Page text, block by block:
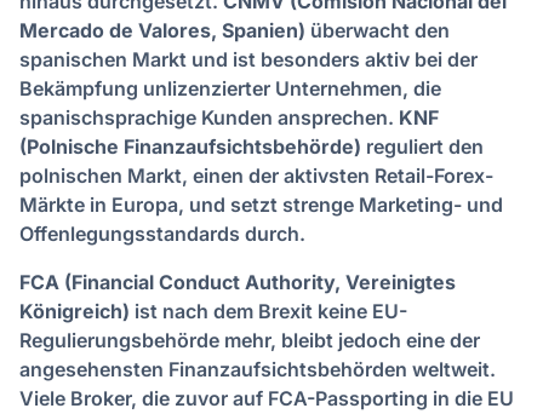
Mercado de Valores, Spanien) überwacht den
spanischen Markt und ist besonders aktiv bei der
Bekämpfung unlizenzierter Unternehmen, die
spanischsprachige Kunden ansprechen. KNF
(Polnische Finanzaufsichtsbehörde) reguliert den
polnischen Markt, einen der aktivsten Retail-Forex-
Märkte in Europa, und setzt strenge Marketing- und
Offenlegungsstandards durch.
FCA (Financial Conduct Authority, Vereinigtes
Königreich) ist nach dem Brexit keine EU-
Regulierungsbehörde mehr, bleibt jedoch eine der
angesehensten Finanzaufsichtsbehörden weltweit.
Viele Broker, die zuvor auf FCA-Passporting in die EU